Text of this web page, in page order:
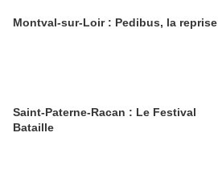
Montval-sur-Loir : Pedibus, la reprise
Saint-Paterne-Racan : Le Festival
Bataille